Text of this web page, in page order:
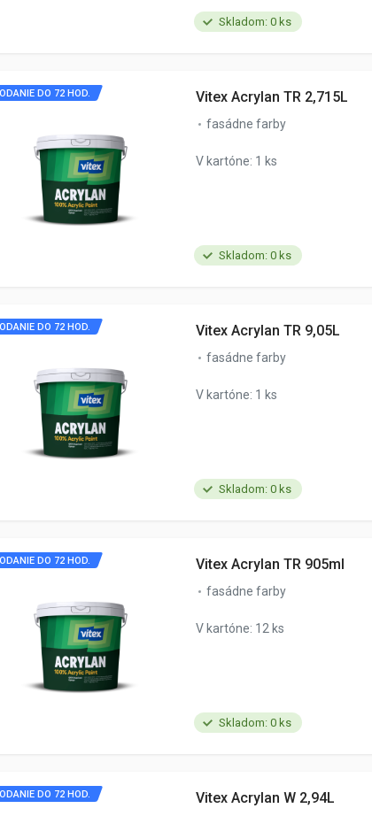
Skladom: 0 ks
Skladom: 0 ks
DO 72 HOD. Vitex Acrylan TR 2,715L
fasádne farby
V kartóne: 1 ks
Skladom: 0 ks
DO 72 HOD. Vitex Acrylan TR 9,05L
fasádne farby
V kartóne: 1 ks
Skladom: 0 ks
DO 72 HOD. Vitex Acrylan TR 905ml
fasádne farby
V kartóne: 12 ks
DO 72 HOD. Vitex Acrylan W 2,94L